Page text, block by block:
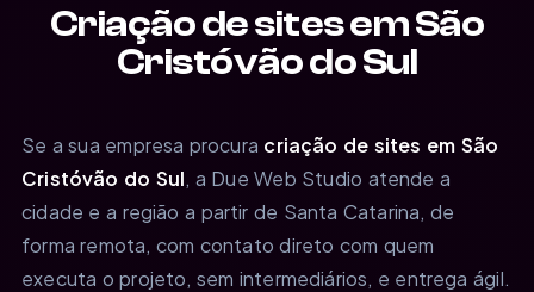
Criação de sites em São
Cristóvão do Sul
Se a sua empresa procura criação de sites em São
Cristóvão do Sul, a Due Web Studio atende a
cidade e a região a partir de Santa Catarina, de
forma remota, com contato direto com quem
executa o projeto, sem intermediários, e entrega ágil.